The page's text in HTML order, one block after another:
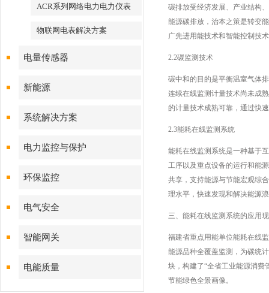
ACR系列网络电力电力仪表
物联网电表解决方案
电量传感器
新能源
系统解决方案
电力监控与保护
环保监控
电气安全
智能网关
电能质量
碳排放受经济发展、产业结构
能源碳排放，治本之策是转变
广先进用能技术和智能控制技
2.2碳监测技术
碳中和的目的是平衡温室气体
连续在线监测计量技术尚未成
的计量技术成熟可靠，通过快
2.3能耗在线监测系统
能耗在线监测系统是一种基于
工序以及重点设备的运行和能
共享，支持能源与节能宏观综
理水平，快速发现和解决能源
三、能耗在线监测系统的应用
福建省重点用能单位能耗在线
能源品种全覆盖监测，为碳统
块，构建了“全省工业能源消
节能绿色全景画像。